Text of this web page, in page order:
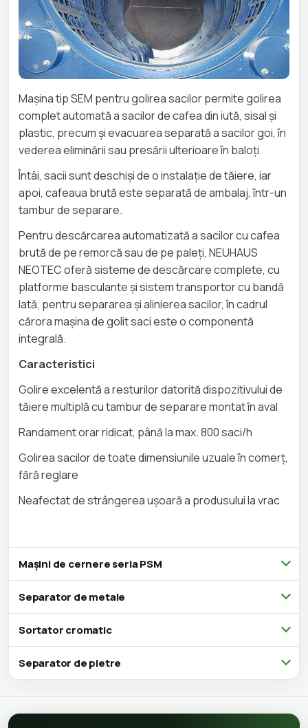
Mașina tip SEM pentru golirea sacilor permite golirea
complet automată a sacilor de cafea din iută, sisal și
plastic, precum și evacuarea separată a sacilor goi, în
vederea eliminării sau presării ulterioare în baloți.
Întâi, sacii sunt deschiși de o instalație de tăiere, iar
apoi, cafeaua brută este separată de ambalaj, într-un
tambur de separare.
Pentru descărcarea automatizată a sacilor cu cafea
brută de pe remorcă sau de pe paleți, NEUHAUS
NEOTEC oferă sisteme de descărcare complete, cu
platforme basculante și sistem transportor cu bandă
lată, pentru separarea și alinierea sacilor, în cadrul
cărora mașina de golit saci este o componentă
integrală.
Caracteristici
Golire excelentă a resturilor datorită dispozitivului de
tăiere multiplă cu tambur de separare montat în aval
Randament orar ridicat, până la max. 800 saci/h
Golirea sacilor de toate dimensiunile uzuale în comerț,
fără reglare
Neafectat de strângerea ușoară a produsului la vrac
Mașini de cernere seria PSM
Separator de metale
Sortator cromatic
Separator de pietre